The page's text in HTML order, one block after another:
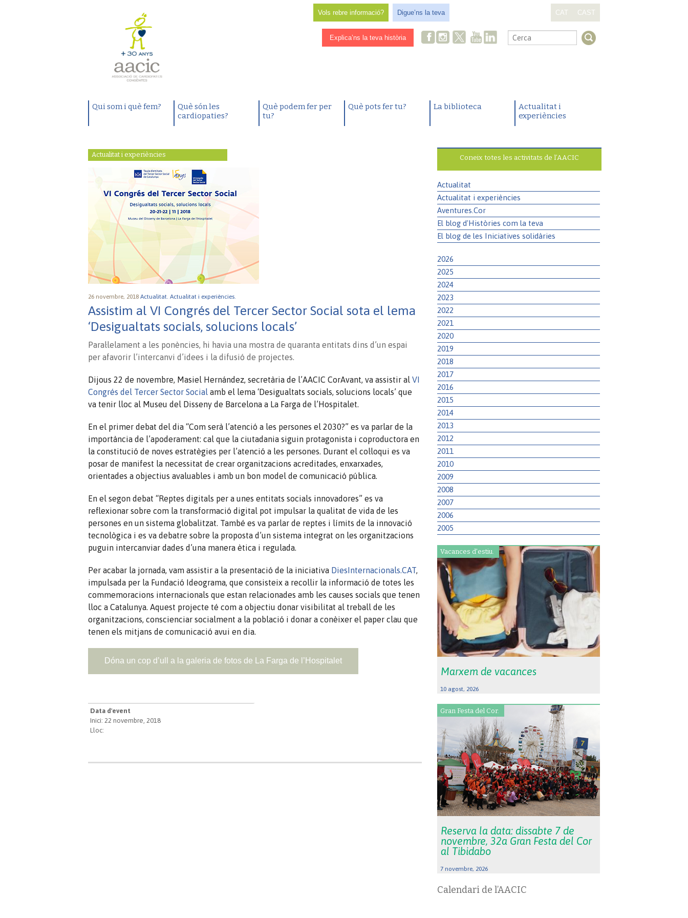
Vols rebre informació? Digue’ns la teva CAT CAST
Explica’ns la teva història .
Qui som i què fem?
Què són les
cardiopaties?
Què podem fer per
tu?
Què pots fer tu? La biblioteca
Actualitat i
experiències
Actualitat i experiències
26 novembre, 2018 Actualitat. Actualitat i experiències.
Assistim al VI Congrés del Tercer Sector Social sota el lema
‘Desigualtats socials, solucions locals’
Paral·lelament a les ponències, hi havia una mostra de quaranta entitats dins d’un espai
per afavorir l’intercanvi d’idees i la difusió de projectes.
Dijous 22 de novembre, Masiel Hernández, secretària de l’AACIC CorAvant, va assistir al VI
Congrés del Tercer Sector Social amb el lema ‘Desigualtats socials, solucions locals’ que
va tenir lloc al Museu del Disseny de Barcelona a La Farga de l’Hospitalet.
En el primer debat del dia “Com serà l’atenció a les persones el 2030?” es va parlar de la
importància de l’apoderament: cal que la ciutadania siguin protagonista i coproductora en
la constitució de noves estratègies per l’atenció a les persones. Durant el col·loqui es va
posar de manifest la necessitat de crear organitzacions acreditades, enxarxades,
orientades a objectius avaluables i amb un bon model de comunicació pública.
En el segon debat “Reptes digitals per a unes entitats socials innovadores” es va
reflexionar sobre com la transformació digital pot impulsar la qualitat de vida de les
persones en un sistema globalitzat. També es va parlar de reptes i límits de la innovació
tecnològica i es va debatre sobre la proposta d’un sistema integrat on les organitzacions
puguin intercanviar dades d’una manera ètica i regulada.
Per acabar la jornada, vam assistir a la presentació de la iniciativa DiesInternacionals.CAT,
impulsada per la Fundació Ideograma, que consisteix a recollir la informació de totes les
commemoracions internacionals que estan relacionades amb les causes socials que tenen
lloc a Catalunya. Aquest projecte té com a objectiu donar visibilitat al treball de les
organitzacions, conscienciar socialment a la població i donar a conèixer el paper clau que
tenen els mitjans de comunicació avui en dia.
Dóna un cop d’ull a la galeria de fotos de La Farga de l’Hospitalet
Data d'event
Inici: 22 novembre, 2018
Lloc:
Coneix totes les activitats de l’AACIC
Actualitat
Actualitat i experiències
Aventures.Cor
El blog d'Històries com la teva
El blog de les Iniciatives solidàries
2026
2025
2024
2023
2022
2021
2020
2019
2018
2017
2016
2015
2014
2013
2012
2011
2010
2009
2008
2007
2006
2005
Vacances d'estiu.
Marxem de vacances
10 agost, 2026
Gran Festa del Cor.
Reserva la data: dissabte 7 de
novembre, 32a Gran Festa del Cor
al Tibidabo
7 novembre, 2026
Calendari de l’AACIC